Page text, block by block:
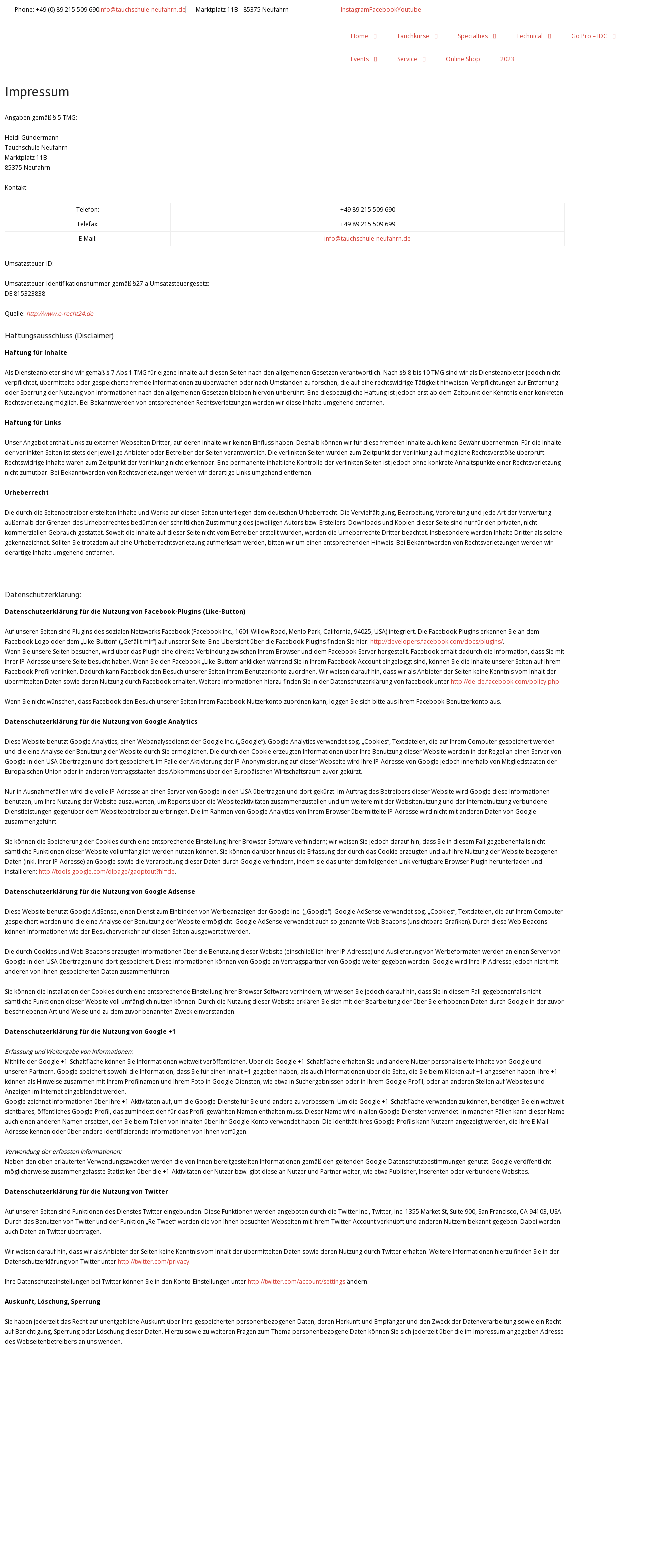
Phone: +49 (0) 89 215 509 690info@tauchschule-neufahrn.de Marktplatz 11B - 85375 Neufahrn InstagramFacebookYoutube
Home Tauchkurse Specialties Technical Go Pro – IDC
Events Service Online Shop 2023
Impressum
Angaben gemäß § 5 TMG:
Heidi Gündermann
Tauchschule Neufahrn
Marktplatz 11B
85375 Neufahrn
Kontakt:
Telefon:
+49 89 215 509 690
Telefax:
+49 89 215 509 699
E-Mail:
info@tauchschule-neufahrn.de
Umsatzsteuer-ID:
Umsatzsteuer-Identifikationsnummer gemäß §27 a Umsatzsteuergesetz:
DE 815323838
Quelle: http://www.e-recht24.de
Haftungsausschluss (Disclaimer)
Haftung für Inhalte
Als Diensteanbieter sind wir gemäß § 7 Abs.1 TMG für eigene Inhalte auf diesen Seiten nach den allgemeinen Gesetzen verantwortlich. Nach §§ 8 bis 10 TMG sind wir als Diensteanbieter jedoch nicht
verpflichtet, übermittelte oder gespeicherte fremde Informationen zu überwachen oder nach Umständen zu forschen, die auf eine rechtswidrige Tätigkeit hinweisen. Verpflichtungen zur Entfernung
oder Sperrung der Nutzung von Informationen nach den allgemeinen Gesetzen bleiben hiervon unberührt. Eine diesbezügliche Haftung ist jedoch erst ab dem Zeitpunkt der Kenntnis einer konkreten
Rechtsverletzung möglich. Bei Bekanntwerden von entsprechenden Rechtsverletzungen werden wir diese Inhalte umgehend entfernen.
Haftung für Links
Unser Angebot enthält Links zu externen Webseiten Dritter, auf deren Inhalte wir keinen Einfluss haben. Deshalb können wir für diese fremden Inhalte auch keine Gewähr übernehmen. Für die Inhalte
der verlinkten Seiten ist stets der jeweilige Anbieter oder Betreiber der Seiten verantwortlich. Die verlinkten Seiten wurden zum Zeitpunkt der Verlinkung auf mögliche Rechtsverstöße überprüft.
Rechtswidrige Inhalte waren zum Zeitpunkt der Verlinkung nicht erkennbar. Eine permanente inhaltliche Kontrolle der verlinkten Seiten ist jedoch ohne konkrete Anhaltspunkte einer Rechtsverletzung
nicht zumutbar. Bei Bekanntwerden von Rechtsverletzungen werden wir derartige Links umgehend entfernen.
Urheberrecht
Die durch die Seitenbetreiber erstellten Inhalte und Werke auf diesen Seiten unterliegen dem deutschen Urheberrecht. Die Vervielfältigung, Bearbeitung, Verbreitung und jede Art der Verwertung
außerhalb der Grenzen des Urheberrechtes bedürfen der schriftlichen Zustimmung des jeweiligen Autors bzw. Erstellers. Downloads und Kopien dieser Seite sind nur für den privaten, nicht
kommerziellen Gebrauch gestattet. Soweit die Inhalte auf dieser Seite nicht vom Betreiber erstellt wurden, werden die Urheberrechte Dritter beachtet. Insbesondere werden Inhalte Dritter als solche
gekennzeichnet. Sollten Sie trotzdem auf eine Urheberrechtsverletzung aufmerksam werden, bitten wir um einen entsprechenden Hinweis. Bei Bekanntwerden von Rechtsverletzungen werden wir
derartige Inhalte umgehend entfernen.
Datenschutzerklärung:
Datenschutzerklärung für die Nutzung von Facebook-Plugins (Like-Button)
Auf unseren Seiten sind Plugins des sozialen Netzwerks Facebook (Facebook Inc., 1601 Willow Road, Menlo Park, California, 94025, USA) integriert. Die Facebook-Plugins erkennen Sie an dem
Facebook-Logo oder dem „Like-Button“ („Gefällt mir“) auf unserer Seite. Eine Übersicht über die Facebook-Plugins finden Sie hier: http://developers.facebook.com/docs/plugins/.
Wenn Sie unsere Seiten besuchen, wird über das Plugin eine direkte Verbindung zwischen Ihrem Browser und dem Facebook-Server hergestellt. Facebook erhält dadurch die Information, dass Sie mit
Ihrer IP-Adresse unsere Seite besucht haben. Wenn Sie den Facebook „Like-Button“ anklicken während Sie in Ihrem Facebook-Account eingeloggt sind, können Sie die Inhalte unserer Seiten auf Ihrem
Facebook-Profil verlinken. Dadurch kann Facebook den Besuch unserer Seiten Ihrem Benutzerkonto zuordnen. Wir weisen darauf hin, dass wir als Anbieter der Seiten keine Kenntnis vom Inhalt der
übermittelten Daten sowie deren Nutzung durch Facebook erhalten. Weitere Informationen hierzu finden Sie in der Datenschutzerklärung von facebook unter http://de-de.facebook.com/policy.php
Wenn Sie nicht wünschen, dass Facebook den Besuch unserer Seiten Ihrem Facebook-Nutzerkonto zuordnen kann, loggen Sie sich bitte aus Ihrem Facebook-Benutzerkonto aus.
Datenschutzerklärung für die Nutzung von Google Analytics
Diese Website benutzt Google Analytics, einen Webanalysedienst der Google Inc. („Google“). Google Analytics verwendet sog. „Cookies“, Textdateien, die auf Ihrem Computer gespeichert werden
und die eine Analyse der Benutzung der Website durch Sie ermöglichen. Die durch den Cookie erzeugten Informationen über Ihre Benutzung dieser Website werden in der Regel an einen Server von
Google in den USA übertragen und dort gespeichert. Im Falle der Aktivierung der IP-Anonymisierung auf dieser Webseite wird Ihre IP-Adresse von Google jedoch innerhalb von Mitgliedstaaten der
Europäischen Union oder in anderen Vertragsstaaten des Abkommens über den Europäischen Wirtschaftsraum zuvor gekürzt.
Nur in Ausnahmefällen wird die volle IP-Adresse an einen Server von Google in den USA übertragen und dort gekürzt. Im Auftrag des Betreibers dieser Website wird Google diese Informationen
benutzen, um Ihre Nutzung der Website auszuwerten, um Reports über die Websiteaktivitäten zusammenzustellen und um weitere mit der Websitenutzung und der Internetnutzung verbundene
Dienstleistungen gegenüber dem Websitebetreiber zu erbringen. Die im Rahmen von Google Analytics von Ihrem Browser übermittelte IP-Adresse wird nicht mit anderen Daten von Google
zusammengeführt.
Sie können die Speicherung der Cookies durch eine entsprechende Einstellung Ihrer Browser-Software verhindern; wir weisen Sie jedoch darauf hin, dass Sie in diesem Fall gegebenenfalls nicht
sämtliche Funktionen dieser Website vollumfänglich werden nutzen können. Sie können darüber hinaus die Erfassung der durch das Cookie erzeugten und auf Ihre Nutzung der Website bezogenen
Daten (inkl. Ihrer IP-Adresse) an Google sowie die Verarbeitung dieser Daten durch Google verhindern, indem sie das unter dem folgenden Link verfügbare Browser-Plugin herunterladen und
installieren: http://tools.google.com/dlpage/gaoptout?hl=de.
Datenschutzerklärung für die Nutzung von Google Adsense
Diese Website benutzt Google AdSense, einen Dienst zum Einbinden von Werbeanzeigen der Google Inc. („Google“). Google AdSense verwendet sog. „Cookies“, Textdateien, die auf Ihrem Computer
gespeichert werden und die eine Analyse der Benutzung der Website ermöglicht. Google AdSense verwendet auch so genannte Web Beacons (unsichtbare Grafiken). Durch diese Web Beacons
können Informationen wie der Besucherverkehr auf diesen Seiten ausgewertet werden.
Die durch Cookies und Web Beacons erzeugten Informationen über die Benutzung dieser Website (einschließlich Ihrer IP-Adresse) und Auslieferung von Werbeformaten werden an einen Server von
Google in den USA übertragen und dort gespeichert. Diese Informationen können von Google an Vertragspartner von Google weiter gegeben werden. Google wird Ihre IP-Adresse jedoch nicht mit
anderen von Ihnen gespeicherten Daten zusammenführen.
Sie können die Installation der Cookies durch eine entsprechende Einstellung Ihrer Browser Software verhindern; wir weisen Sie jedoch darauf hin, dass Sie in diesem Fall gegebenenfalls nicht
sämtliche Funktionen dieser Website voll umfänglich nutzen können. Durch die Nutzung dieser Website erklären Sie sich mit der Bearbeitung der über Sie erhobenen Daten durch Google in der zuvor
beschriebenen Art und Weise und zu dem zuvor benannten Zweck einverstanden.
Datenschutzerklärung für die Nutzung von Google +1
Erfassung und Weitergabe von Informationen:
Mithilfe der Google +1-Schaltfläche können Sie Informationen weltweit veröffentlichen. Über die Google +1-Schaltfläche erhalten Sie und andere Nutzer personalisierte Inhalte von Google und
unseren Partnern. Google speichert sowohl die Information, dass Sie für einen Inhalt +1 gegeben haben, als auch Informationen über die Seite, die Sie beim Klicken auf +1 angesehen haben. Ihre +1
können als Hinweise zusammen mit Ihrem Profilnamen und Ihrem Foto in Google-Diensten, wie etwa in Suchergebnissen oder in Ihrem Google-Profil, oder an anderen Stellen auf Websites und
Anzeigen im Internet eingeblendet werden.
Google zeichnet Informationen über Ihre +1-Aktivitäten auf, um die Google-Dienste für Sie und andere zu verbessern. Um die Google +1-Schaltfläche verwenden zu können, benötigen Sie ein weltweit
sichtbares, öffentliches Google-Profil, das zumindest den für das Profil gewählten Namen enthalten muss. Dieser Name wird in allen Google-Diensten verwendet. In manchen Fällen kann dieser Name
auch einen anderen Namen ersetzen, den Sie beim Teilen von Inhalten über Ihr Google-Konto verwendet haben. Die Identität Ihres Google-Profils kann Nutzern angezeigt werden, die Ihre E-Mail-
Adresse kennen oder über andere identifizierende Informationen von Ihnen verfügen.
Verwendung der erfassten Informationen:
Neben den oben erläuterten Verwendungszwecken werden die von Ihnen bereitgestellten Informationen gemäß den geltenden Google-Datenschutzbestimmungen genutzt. Google veröffentlicht
möglicherweise zusammengefasste Statistiken über die +1-Aktivitäten der Nutzer bzw. gibt diese an Nutzer und Partner weiter, wie etwa Publisher, Inserenten oder verbundene Websites.
Datenschutzerklärung für die Nutzung von Twitter
Auf unseren Seiten sind Funktionen des Dienstes Twitter eingebunden. Diese Funktionen werden angeboten durch die Twitter Inc., Twitter, Inc. 1355 Market St, Suite 900, San Francisco, CA 94103, USA.
Durch das Benutzen von Twitter und der Funktion „Re-Tweet“ werden die von Ihnen besuchten Webseiten mit Ihrem Twitter-Account verknüpft und anderen Nutzern bekannt gegeben. Dabei werden
auch Daten an Twitter übertragen.
Wir weisen darauf hin, dass wir als Anbieter der Seiten keine Kenntnis vom Inhalt der übermittelten Daten sowie deren Nutzung durch Twitter erhalten. Weitere Informationen hierzu finden Sie in der
Datenschutzerklärung von Twitter unter http://twitter.com/privacy.
Ihre Datenschutzeinstellungen bei Twitter können Sie in den Konto-Einstellungen unter http://twitter.com/account/settings ändern.
Auskunft, Löschung, Sperrung
Sie haben jederzeit das Recht auf unentgeltliche Auskunft über Ihre gespeicherten personenbezogenen Daten, deren Herkunft und Empfänger und den Zweck der Datenverarbeitung sowie ein Recht
auf Berichtigung, Sperrung oder Löschung dieser Daten. Hierzu sowie zu weiteren Fragen zum Thema personenbezogene Daten können Sie sich jederzeit über die im Impressum angegeben Adresse
des Webseitenbetreibers an uns wenden.